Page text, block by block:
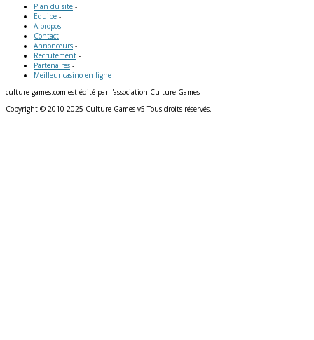
Plan du site -
Equipe -
A propos -
Contact -
Annonceurs -
Recrutement -
Partenaires -
Meilleur casino en ligne
culture-games.com est édité par l'association Culture Games
Copyright © 2010-2025 Culture Games v5 Tous droits réservés.